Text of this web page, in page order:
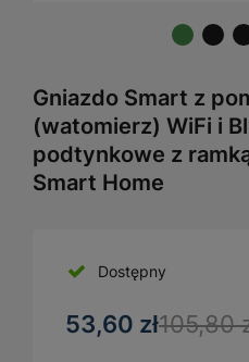
Gniazdo Smart z
(watomierz) WiFi i
podtynkowe z
Smart Home
Dostępny
105,80
53,60 zł